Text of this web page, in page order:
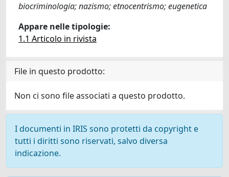
biocriminologia; nazismo; etnocentrismo; eugenetica
Appare nelle tipologie:
1.1 Articolo in rivista
File in questo prodotto:
Non ci sono file associati a questo prodotto.
I documenti in IRIS sono protetti da copyright e
tutti i diritti sono riservati, salvo diversa
indicazione.